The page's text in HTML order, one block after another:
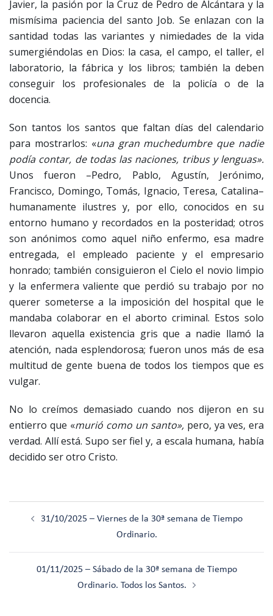
Javier, la pasión por la Cruz de Pedro de Alcántara y la
mismísima paciencia del santo Job. Se enlazan con la
santidad todas las variantes y nimiedades de la vida
sumergiéndolas en Dios: la casa, el campo, el taller, el
laboratorio, la fábrica y los libros; también la deben
conseguir los profesionales de la policía o de la
docencia.
Son tantos los santos que faltan días del calendario
para mostrarlos: «una gran muchedumbre que nadie
podía contar, de todas las naciones, tribus y lenguas».
Unos fueron –Pedro, Pablo, Agustín, Jerónimo,
Francisco, Domingo, Tomás, Ignacio, Teresa, Catalina–
humanamente ilustres y, por ello, conocidos en su
entorno humano y recordados en la posteridad; otros
son anónimos como aquel niño enfermo, esa madre
entregada, el empleado paciente y el empresario
honrado; también consiguieron el Cielo el novio limpio
y la enfermera valiente que perdió su trabajo por no
querer someterse a la imposición del hospital que le
mandaba colaborar en el aborto criminal. Estos solo
llevaron aquella existencia gris que a nadie llamó la
atención, nada esplendorosa; fueron unos más de esa
multitud de gente buena de todos los tiempos que es
vulgar.
No lo creímos demasiado cuando nos dijeron en su
entierro que «murió como un santo», pero, ya ves, era
verdad. Allí está. Supo ser fiel y, a escala humana, había
decidido ser otro Cristo.
31/10/2025 – Viernes de la 30ª semana de Tiempo
Ordinario.
01/11/2025 – Sábado de la 30ª semana de Tiempo
Ordinario. Todos los Santos.